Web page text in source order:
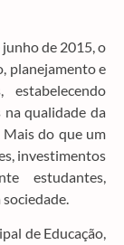
de 2015, o
planejamento e
estabelecendo
na qualidade da
Mais do que um
investimentos
estudantes,
de Educação,